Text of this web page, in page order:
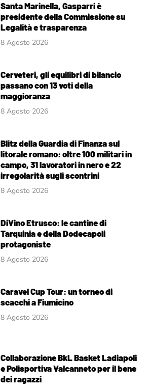
Santa Marinella, Gasparri è
presidente della Commissione su
Legalità e trasparenza
8 Agosto 2026
Cerveteri, gli equilibri di bilancio
passano con 13 voti della
maggioranza
8 Agosto 2026
Blitz della Guardia di Finanza sul
litorale romano: oltre 100 militari in
campo, 31 lavoratori in nero e 22
irregolarità sugli scontrini
8 Agosto 2026
DiVino Etrusco: le cantine di
Tarquinia e della Dodecapoli
protagoniste
8 Agosto 2026
Caravel Cup Tour: un torneo di
scacchi a Fiumicino
8 Agosto 2026
Collaborazione BkL Basket Ladiapoli
e Polisportiva Valcanneto per il bene
dei ragazzi